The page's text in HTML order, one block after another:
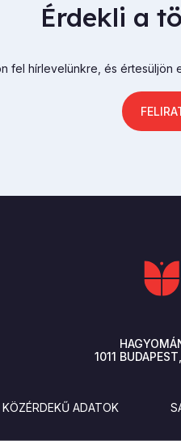
Érdekli a
fel hírlevelünkre, és értesüljön
1011 BUDAPEST
KÖZÉRDEKŰ ADATOK